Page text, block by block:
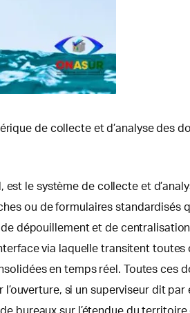
de collecte et d’analyse des
le système de collecte et
ou de formulaires standardisés
dépouillement et de centralisation
via laquelle transitent toutes
en temps réel. Toutes ces
si un superviseur dit par